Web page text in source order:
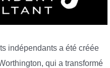
indépendants a été créée
qui a transformé